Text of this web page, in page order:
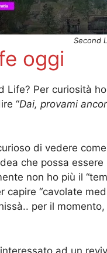
Second
oggi
Life? Per curiosità
“Dai, provami
di vedere
che possa
non ho più il
capire “cavolate
per il
ad un